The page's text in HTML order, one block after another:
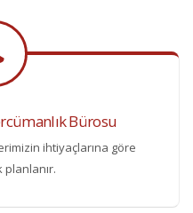
Bürosu
ihtiyaçlarına göre